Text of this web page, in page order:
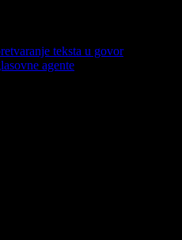
teksta u govor
agente